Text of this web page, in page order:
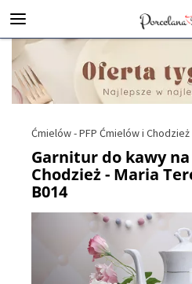
Ćmielów - PFP Ćmielów i Chodzież
Garnitur do kawy na
Chodzież - Maria
B014